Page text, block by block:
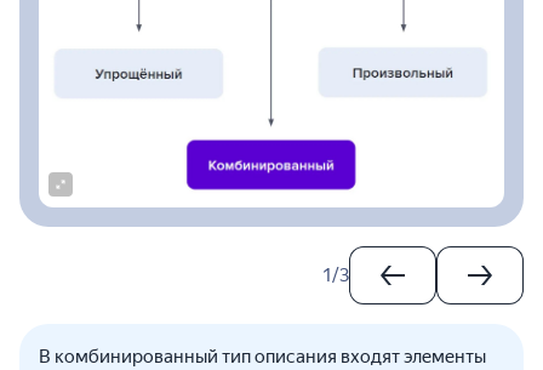
1/3
В комбинированный тип описания входят элементы